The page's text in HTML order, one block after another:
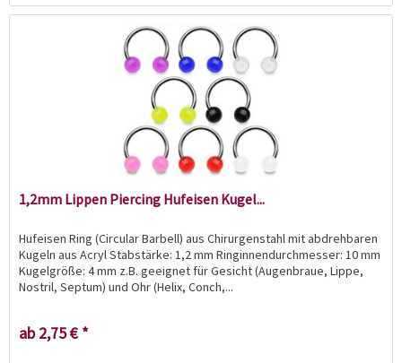
1,2mm Lippen Piercing Hufeisen Kugel...
Hufeisen Ring (Circular Barbell) aus Chirurgenstahl mit abdrehbaren
Kugeln aus Acryl Stabstärke: 1,2 mm Ringinnendurchmesser: 10 mm
Kugelgröße: 4 mm z.B. geeignet für Gesicht (Augenbraue, Lippe,
Nostril, Septum) und Ohr (Helix, Conch,...
ab 2,75 € *